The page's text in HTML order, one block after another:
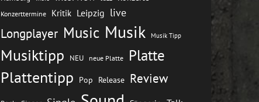
Konzerttermine Kritik Leipzig live
Longplayer Music Musik Musik Tipp
Musiktipp NEU neue Platte Platte
Plattentipp Pop Release Review